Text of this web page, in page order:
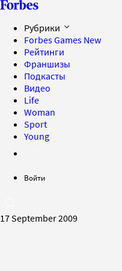
Рубрики
Forbes Games New
Рейтинги
Франшизы
Подкасты
Видео
Life
Woman
Sport
Young
Войти
17 September 2009